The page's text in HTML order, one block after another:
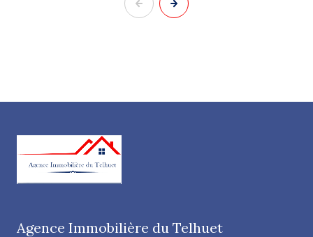
Agence Immobilière du Telhuet